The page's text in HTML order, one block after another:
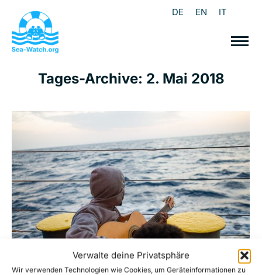
Verwalte deine Privatsphäre
Wir verwenden Technologien wie Cookies, um Geräteinformationen zu
DE EN IT
Tages-Archive: 2. Mai 2018